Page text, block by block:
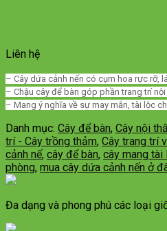
Liên hệ
– Cây dứa cảnh nến có cụm hoa rực rỡ,
– Chậu cây để bàn góp phần trang trí
– Mang ý nghĩa về sự may mắn, tài lộc
Danh mục: Cây để bàn, Cây nội
trí - Cây trồng thảm, Cây trang trí
cảnh nế, cây để bàn, cây mang tài
phòng, mua cây dứa cảnh nến ở
Đa dạng và phong phú các loại